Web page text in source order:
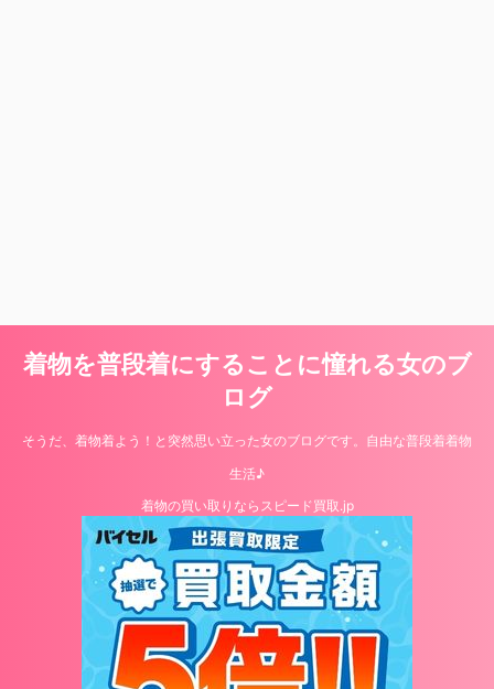
着物を普段着にすることに憧れる女のブ
ログ
そうだ、着物着よう！と突然思い立った女のブログです。自由な普段着着物
生活♪
着物の買い取りならスピード買取.jp